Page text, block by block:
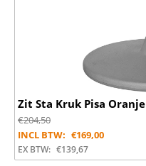
Zit Sta Kruk Pisa Oranje
€204,50
INCL BTW: €169,00
EX BTW: €139,67